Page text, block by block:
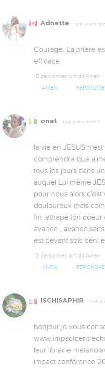
Adnette Il y a 12 ans, 9
Courage. La prière
efficace.
15 personnes ont dit Amen
AMEN RÉPONDRE
onat Il y a 12 ans, 9 mois
la vie en JESUS
comprendre que
tous les jours dans
auquel Lui même
pour nous alors c'est
douloureux mais
fin ;attrape ton
avance , avance
est devant sois béni
12 personnes ont dit Amen
AMEN RÉPONDRE
ISCHISAPHIR Il y a 12
bonjour,je vous
leur librairie
impact conférence